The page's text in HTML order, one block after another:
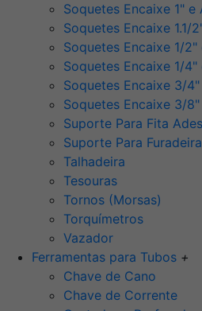
Soquetes Encaixe 1" e
Soquetes Encaixe 1.1/
Soquetes Encaixe 1/
Soquetes Encaixe 1/
Soquetes Encaixe 3/
Soquetes Encaixe 3/
Suporte Para Fita
Suporte Para Furadeira
Talhadeira
Tesouras
Tornos (Morsas)
Torquímetros
Vazador
Ferramentas para Tubos +
Chave de Cano
Chave de Corrente